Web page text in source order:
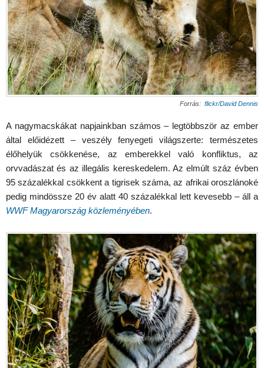
Forrás: flickr/David Dennis
A nagymacskákat napjainkban számos – legtöbbször az ember
által előidézett – veszély fenyegeti világszerte: természetes
élőhelyük csökkenése, az emberekkel való konfliktus, az
orvvadászat és az illegális kereskedelem. Az elmúlt száz évben
95 százalékkal csökkent a tigrisek száma, az afrikai oroszlánoké
pedig mindössze 20 év alatt 40 százalékkal lett kevesebb – áll a
WWF Magyarország közleményében.